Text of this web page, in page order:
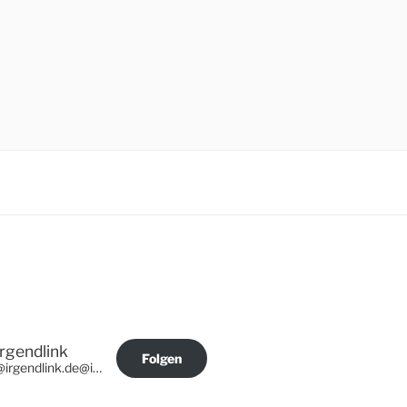
@irgendlink.de@irgendlink.de
Folgen